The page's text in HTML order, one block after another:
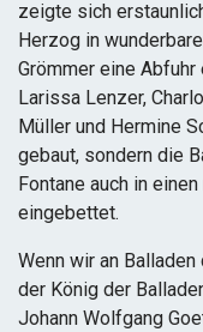
zeigte sich
Herzog in
Grömmer eine
Larissa Lenzer,
Müller und Hermine
gebaut, sondern die
Fontane auch in
eingebettet.
Wenn wir an
der König der
Johann Wolfgang